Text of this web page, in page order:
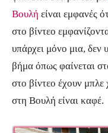
Βουλή είναι εμφανές
στο βίντεο
υπάρχει μόνο μια, δεν
βήμα όπως φαίνεται
στο βίντεο έχουν
στη Βουλή είναι καφέ.